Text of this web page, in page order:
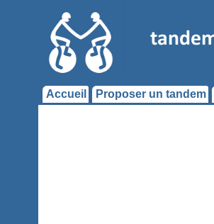
Accueil Proposer un tandem